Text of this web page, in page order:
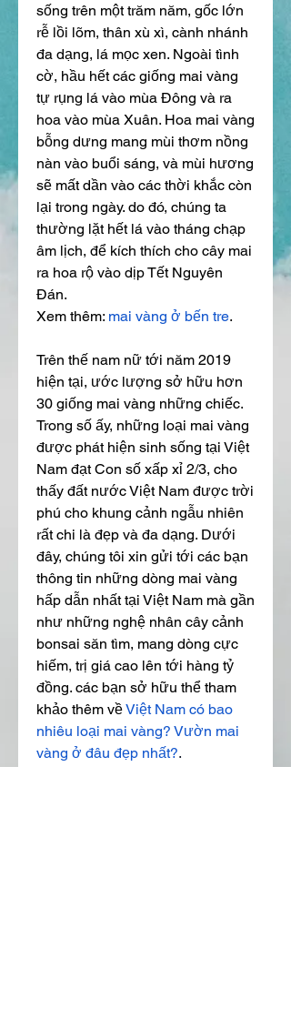
sống trên một trăm năm, gốc lớn
rễ lồi lõm, thân xù xì, cành nhánh
đa dạng, lá mọc xen. Ngoài tình
cờ, hầu hết các giống mai vàng
tự rụng lá vào mùa Đông và ra
hoa vào mùa Xuân. Hoa mai vàng
bỗng dưng mang mùi thơm nồng
nàn vào buổi sáng, và mùi hương
sẽ mất dần vào các thời khắc còn
lại trong ngày. do đó, chúng ta
thường lặt hết lá vào tháng chạp
âm lịch, để kích thích cho cây mai
ra hoa rộ vào dịp Tết Nguyên
Đán.
Xem thêm: mai vàng ở bến tre.
Trên thế nam nữ tới năm 2019
hiện tại, ước lượng sở hữu hơn
30 giống mai vàng những chiếc.
Trong số ấy, những loại mai vàng
được phát hiện sinh sống tại Việt
Nam đạt Con số xấp xỉ 2/3, cho
thấy đất nước Việt Nam được trời
phú cho khung cảnh ngẫu nhiên
rất chi là đẹp và đa dạng. Dưới
đây, chúng tôi xin gửi tới các bạn
thông tin những dòng mai vàng
hấp dẫn nhất tại Việt Nam mà gần
như những nghệ nhân cây cảnh
bonsai săn tìm, mang dòng cực
hiếm, trị giá cao lên tới hàng tỷ
đồng. các bạn sở hữu thể tham
khảo thêm về Việt Nam có bao
nhiêu loại mai vàng? Vườn mai
vàng ở đâu đẹp nhất?.